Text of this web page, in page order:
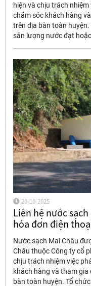
hiện và chịu trách
chăm sóc khách hàng
trên địa bàn toàn
sản lượng nước đạt
20-10-2025
Liên hệ nước
hóa đơn điện
Nước sạch Mai Châu
Châu thuộc Công ty cổ
chịu trách nhiệm việc
khách hàng và tham
bàn toàn huyện. Tổ